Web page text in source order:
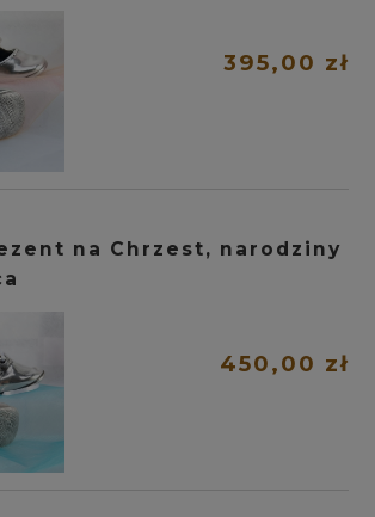
395,00 zł
na Chrzest, narodziny
450,00 zł